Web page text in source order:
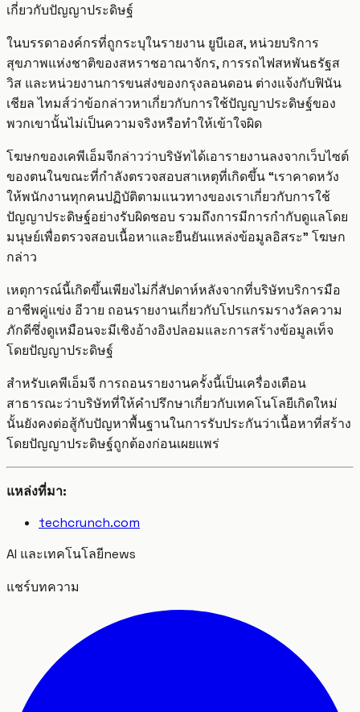
เกี่ยวกับปัญญาประดิษฐ์
ในบรรดาองค์กรที่ถูกระบุในรายงาน ยูบีเอส, หน่วยบริการ
สุขภาพแห่งชาติของสหราชอาณาจักร, การรถไฟสหพันธรัฐส
วิส และหน่วยงานการขนส่งของกรุงลอนดอน ต่างแจ้งกับฟินัน
เชียล ไทมส์ว่าข้อกล่าวหาเกี่ยวกับการใช้ปัญญาประดิษฐ์ของ
พวกเขานั้นไม่เป็นความจริงหรือทำให้เข้าใจผิด
โฆษกของเคพีเอ็มจีกล่าวว่าบริษัทได้เอารายงานลงจากเว็บไซต์
ของตนในขณะที่กำลังตรวจสอบสาเหตุที่เกิดขึ้น “เราคาดหวัง
ให้พนักงานทุกคนปฏิบัติตามแนวทางของเราเกี่ยวกับการใช้
ปัญญาประดิษฐ์อย่างรับผิดชอบ รวมถึงการมีการกำกับดูแลโดย
มนุษย์เพื่อตรวจสอบเนื้อหาและยืนยันแหล่งข้อมูลอิสระ” โฆษก
กล่าว
เหตุการณ์นี้เกิดขึ้นเพียงไม่กี่สัปดาห์หลังจากที่บริษัทบริการมือ
อาชีพคู่แข่ง อีวาย ถอนรายงานเกี่ยวกับโปรแกรมรางวัลความ
ภักดีซึ่งดูเหมือนจะมีเชิงอ้างอิงปลอมและการสร้างข้อมูลเท็จ
โดยปัญญาประดิษฐ์
สำหรับเคพีเอ็มจี การถอนรายงานครั้งนี้เป็นเครื่องเตือน
สาธารณะว่าบริษัทที่ให้คำปรึกษาเกี่ยวกับเทคโนโลยีเกิดใหม่
นั้นยังคงต่อสู้กับปัญหาพื้นฐานในการรับประกันว่าเนื้อหาที่สร้าง
โดยปัญญาประดิษฐ์ถูกต้องก่อนเผยแพร่
แหล่งที่มา:
techcrunch.com
AI และเทคโนโลยีnews
แชร์บทความ